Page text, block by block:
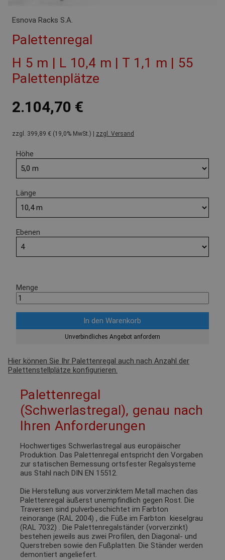
Esnova Racks S.A.
Palettenregal
H 5 m | L 10,4 m | T 1,1 m | 55
Palettenplätze
2.104,70 €
zzgl. 399,89 € (19,0% MwSt.) | zzgl. Versand
Höhe
Länge
Ebenen
Menge
Unverbindliches Angebot anfordern
Hier können Sie Ihr Palettenregal auch nach Anzahl der
Palettenstellplätze konfigurieren.
Palettenregal
(Schwerlastregal), genau nach
Ihren Anforderungen
Hochwertiges Schwerlastregal aus europäischer
Produktion. Das Palettenregal entspricht den Vorgaben
zur statischen Bemessung ortsfester Regalsysteme
aus Stahl nach DIN EN 15512.
Die Herstellung aus vorverzinktem Metall machen das
Palettenregal äußerst unempfindlich gegen Rost. Die
Traversen sind pulverbeschichtet im Farbton
reinorange (RAL 2004) , die Füße im Farbton
kieselgrau
(RAL 7032) . Die Palettenregalständer (vorverzinkt)
bestehen jeweils aus zwei Profilen, den Diagonal- und
Querstreben sowie den Fußplatten. Die Ständer werden
demontiert angeliefert.